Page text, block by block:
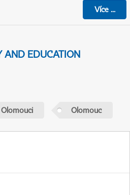
Více...
AND EDUCATION
Olomouc